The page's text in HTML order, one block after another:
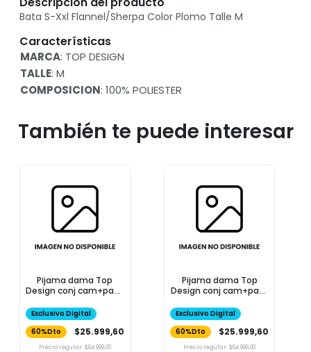
Bata S-Xxl Flannel/Sherpa Color Plomo Talle M
Características
MARCA: TOP DESIGN
TALLE: M
COMPOSICION: 100% POLIESTER
También te puede interesar
Pijama dama Top
Design conj cam+pant
Exclusivo Digital
60%Dto
$25.999,60
Precio regular: $64.999,00
Pijama dama Top
Design conj cam+pant
Exclusivo Digital
60%Dto
$25.999,60
Precio regular: $64.999,00